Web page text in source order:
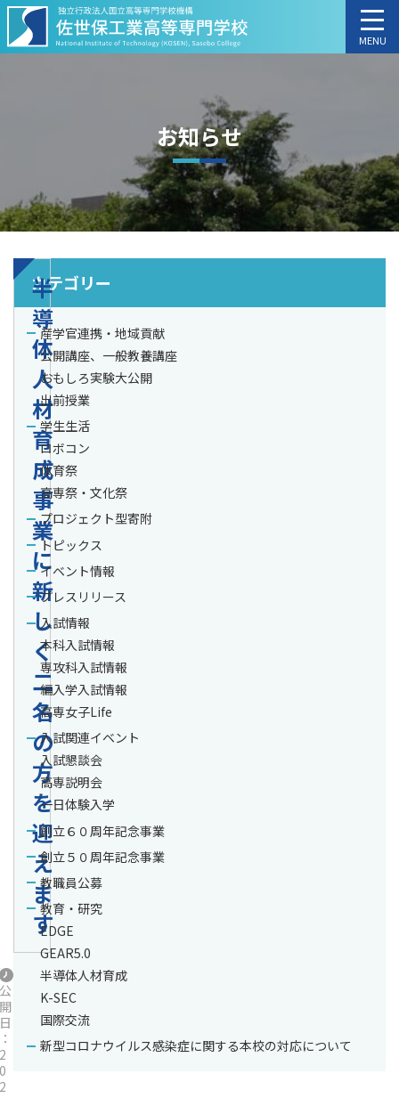
MENU
お知らせ
半
導
体
人
材
育
成
事
業
に
新
し
く
二
名
の
方
を
迎
え
ま
す
公
開
日
：
2
0
2
カテゴリー
産学官連携・地域貢献
公開講座、一般教養講座
おもしろ実験大公開
出前授業
学生生活
ロボコン
体育祭
高専祭・文化祭
プロジェクト型寄附
トピックス
イベント情報
プレスリリース
入試情報
本科入試情報
専攻科入試情報
編入学入試情報
高専女子Life
入試関連イベント
入試懇談会
高専説明会
一日体験入学
創立６０周年記念事業
創立５０周年記念事業
教職員公募
教育・研究
EDGE
GEAR5.0
半導体人材育成
K-SEC
国際交流
新型コロナウイルス感染症に関する本校の対応について